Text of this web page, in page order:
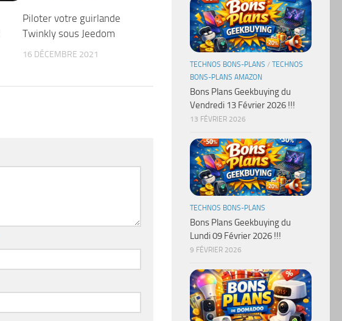
Piloter votre guirlande
Twinkly sous Jeedom
16 DÉCEMBRE 2021
TECHNOS BONS-PLANS / TECHNOS
BONS-PLANS AMAZON
Bons Plans Geekbuying du
Vendredi 13 Février 2026 !!!
13 FÉVRIER 2026
TECHNOS BONS-PLANS
Bons Plans Geekbuying du
Lundi 09 Février 2026 !!!
9 FÉVRIER 2026